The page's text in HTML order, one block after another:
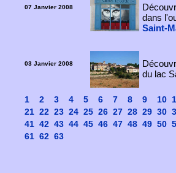
07 Janvier 2008
dans
Saint-
03 Janvier 2008
du lac
1 2 3 4 5 6 7 8 9 10
21 22 23 24 25 26 27 28 29 30
41 42 43 44 45 46 47 48 49 50
61 62 63